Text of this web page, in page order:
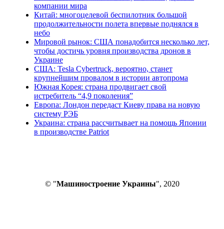
компании мира
Китай: многоцелевой беспилотник большой
продолжительности полета впервые поднялся в
небо
Мировой рынок: США понадобится несколько лет,
чтобы достичь уровня производства дронов в
Украине
США: Tesla Cybertruck, вероятно, станет
крупнейшим провалом в истории автопрома
Южная Корея: страна продвигает свой
истребитель “4,9 поколения”
Европа: Лондон передаст Киеву права на новую
систему РЭБ
Украина: страна рассчитывает на помощь Японии
в производстве Patriot
© "Машиностроение Украины", 2020